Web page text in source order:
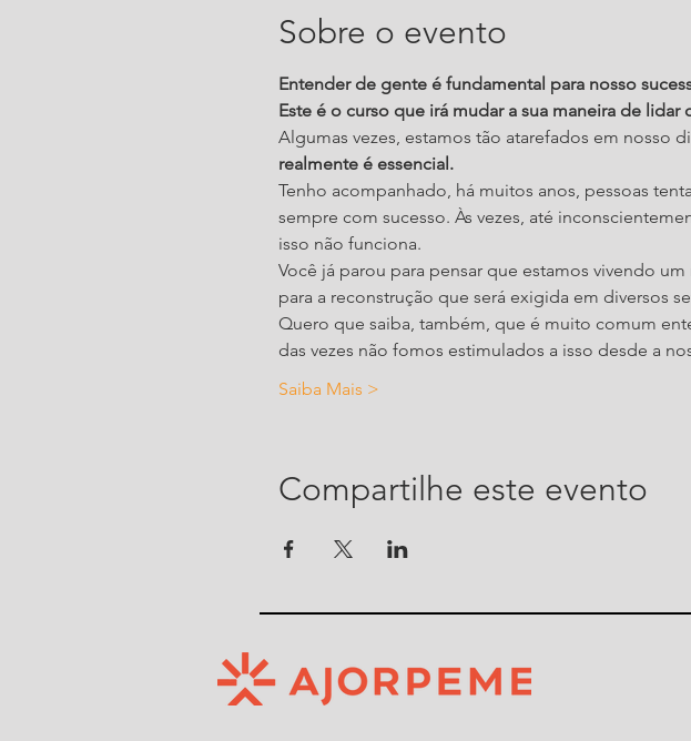
Sobre o evento
Entender de gente é fundamental para nosso
Este é o curso que irá mudar a sua maneira de
Algumas vezes, estamos tão atarefados em nosso
realmente é essencial.
Tenho acompanhado, há muitos anos, pessoas
sempre com sucesso. Às vezes, até
isso não funciona.
Você já parou para pensar que estamos vivendo
para a reconstrução que será exigida em diversos
Quero que saiba, também, que é muito comum
das vezes não fomos estimulados a isso desde a
Saiba Mais >
Compartilhe este evento